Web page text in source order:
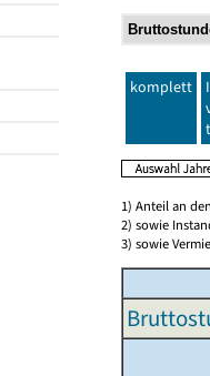
komplett
1) Anteil an
2) sowie
3) sowie